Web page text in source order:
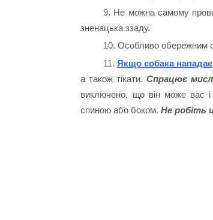
9. Не можна самому
зненацька ззаду.
10. Особливо обережним
11. Якщо собака нападає
а також тікати.Спрацює
виключено, що він може вас і
спиною або боком.Не робіть